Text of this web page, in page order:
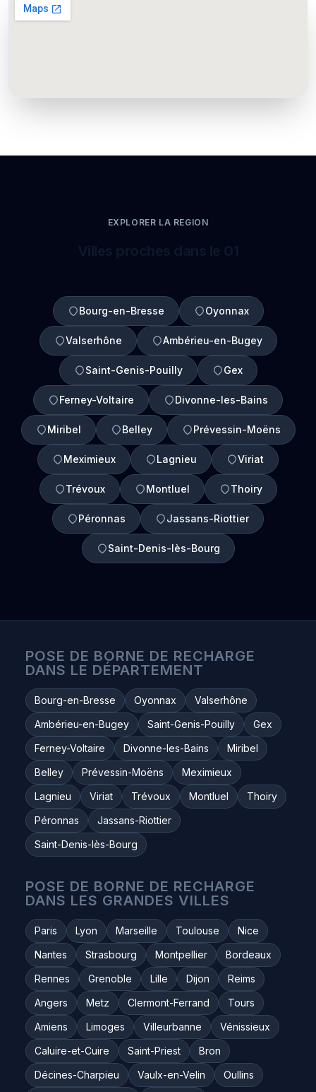
EXPLORER LA REGION
Bourg-en-Bresse Oyonnax
Valserhône Ambérieu-en-Bugey
Saint-Genis-Pouilly Gex
Ferney-Voltaire Divonne-les-Bains
Miribel Belley Prévessin-Moëns
Meximieux Lagnieu Viriat
Trévoux Montluel Thoiry
Péronnas Jassans-Riottier
Saint-Denis-lès-Bourg
POSE DE BORNE DE RECHARGE
DANS LE DÉPARTEMENT
Bourg-en-Bresse Oyonnax
Valserhône
Ambérieu-en-Bugey
Saint-Genis-Pouilly
Gex
Ferney-Voltaire
Divonne-les-Bains
Miribel
Belley
Prévessin-Moëns
Meximieux
Lagnieu
Viriat Trévoux Montluel
Thoiry
Péronnas
Jassans-Riottier
Saint-Denis-lès-Bourg
POSE DE BORNE DE RECHARGE
DANS LES GRANDES VILLES
Paris Lyon Marseille Toulouse
Nice
Nantes
Strasbourg Montpellier
Bordeaux
Rennes
Grenoble Lille Dijon
Reims
Angers
Metz Clermont-Ferrand
Tours
Amiens
Limoges Villeurbanne
Vénissieux
Caluire-et-Cuire
Saint-Priest
Bron
Décines-Charpieu
Vaulx-en-Velin
Oullins